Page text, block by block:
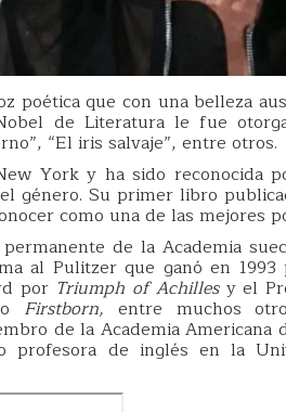
poética que con una belleza
de Literatura le fue
“El iris salvaje”, entre otros.
York y ha sido reconocida
género. Su primer libro
como una de las mejores
de la Academia
al Pulitzer que ganó en
por Triumph of Achillesy el
Firstborn, entre muchos
de la Academia Americana
profesora de inglés en la